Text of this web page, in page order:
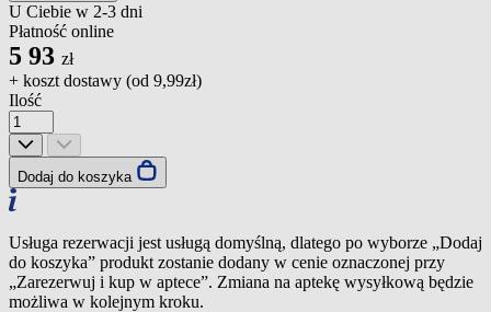
U Ciebie w 2-3 dni
Płatność online
5 93 zł
+ koszt dostawy (od 9,99zł)
Ilość
Dodaj do koszyka
Usługa rezerwacji jest usługą domyślną, dlatego po wyborze „Dodaj
do koszyka” produkt zostanie dodany w cenie oznaczonej przy
„Zarezerwuj i kup w aptece”. Zmiana na aptekę wysyłkową będzie
możliwa w kolejnym kroku.